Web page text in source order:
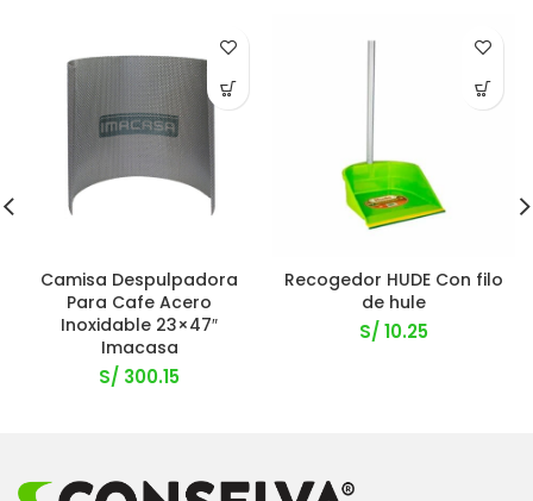
Camisa Despulpadora
Para Cafe Acero
Inoxidable 23×47″
Imacasa
S/ 300.15
Recogedor HUDE Con filo
de hule
S/ 10.25